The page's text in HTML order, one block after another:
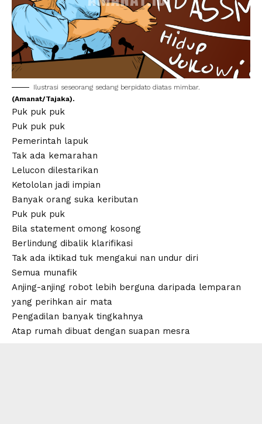
Ilustrasi seseorang sedang berpidato diatas mimbar.
(Amanat/Tajaka).
Puk puk puk
Puk puk puk
Pemerintah lapuk
Tak ada kemarahan
Lelucon dilestarikan
Ketololan jadi impian
Banyak orang suka keributan
Puk puk puk
Bila statement omong kosong
Berlindung dibalik klarifikasi
Tak ada iktikad tuk mengakui nan undur diri
Semua munafik
Anjing-anjing robot lebih berguna daripada lemparan
yang perihkan air mata
Pengadilan banyak tingkahnya
Atap rumah dibuat dengan suapan mesra